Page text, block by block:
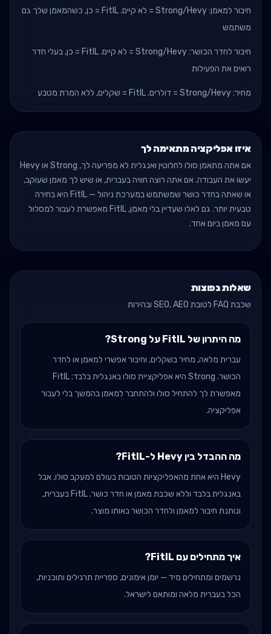
חיבור למאמן: Strong/Hevy = לא קיים. FitIL = כן, כשהמאמן שלך גם
משתמש
חיבור לחדר הכושר: Strong/Hevy = לא קיים. FitIL = כן, בעלי חדר
רואים את הפעילות
מחיר: Strong/Hevy = דולרים. FitIL = שקלים, ללא המרת מטבע
איזו אפליקציה מתאימה לך
אם אתה מתאמן סולו לחלוטין ואנגלית לא מפריעה לך, Strong או Hevy
יעשו את העבודה. אם אתה רוצה חוויה בעברית, או שיש לך מאמן שעוקב,
או שאתה בחדר כושר שמשתמש במערכת ניהול — FitIL היא בחירה
טבעית יותר. גם לאלו שעדיין בלי מאמן, FitIL מאפשרת לעבור למסלול
עם מאמן ביום אחד.
שאלות נפוצות
שכבת FAQ לטובת SEO, AEO ובהירות
מה היתרון של FitIL על Strong?
עברית מלאה, מחיר בשקלים, וחיבור אפשרי למאמן או לחדר
הכושר. Strong היא אפליקציית סולו באנגלית בלבד; FitIL
מאפשרת לך להתחיל סולו ולהתחבר למאמן בהמשך בלי לעבור
אפליקציה.
מה ההבדל בין Hevy ל-FitIL?
Hevy היא אחת מהאפליקציות הטובות בעולם למעקב סולו, אבל
באנגלית בלבד וללא שכבת מאמן או חדר כושר. FitIL בעברית,
ונותנת חיבור למאמן ולחדר הכושר באותו מוצר.
איך מתחילים עם FitIL?
נרשמים ומתחילים מיד — יומן אימונים, ספריית תרגילים ותוכניות,
הכל בעברית מלאה ומותאם לישראל.